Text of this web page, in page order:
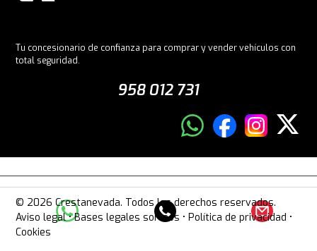
Tu concesionario de confianza para comprar y vender vehículos con
total seguridad.
958 012 731
© 2026 Crestanevada. Todos los derechos reservados.
Aviso legal•Bases legales sorteos •Política de privacidad •
Cookies